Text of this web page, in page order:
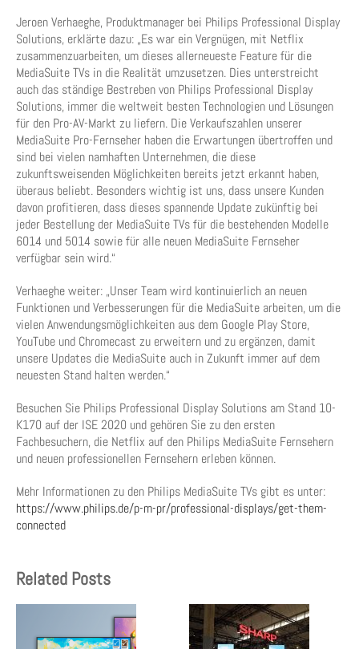
Jeroen Verhaeghe, Produktmanager bei Philips Professional Display
Solutions, erklärte dazu: „Es war ein Vergnügen, mit Netflix
zusammenzuarbeiten, um dieses allerneueste Feature für die
MediaSuite TVs in die Realität umzusetzen. Dies unterstreicht
auch das ständige Bestreben von Philips Professional Display
Solutions, immer die weltweit besten Technologien und Lösungen
für den Pro-AV-Markt zu liefern. Die Verkaufszahlen unserer
MediaSuite Pro-Fernseher haben die Erwartungen übertroffen und
sind bei vielen namhaften Unternehmen, die diese
zukunftsweisenden Möglichkeiten bereits jetzt erkannt haben,
überaus beliebt. Besonders wichtig ist uns, dass unsere Kunden
davon profitieren, dass dieses spannende Update zukünftig bei
jeder Bestellung der MediaSuite TVs für die bestehenden Modelle
6014 und 5014 sowie für alle neuen MediaSuite Fernseher
verfügbar sein wird.“
Verhaeghe weiter: „Unser Team wird kontinuierlich an neuen
Funktionen und Verbesserungen für die MediaSuite arbeiten, um die
vielen Anwendungsmöglichkeiten aus dem Google Play Store,
YouTube und Chromecast zu erweitern und zu ergänzen, damit
unsere Updates die MediaSuite auch in Zukunft immer auf dem
neuesten Stand halten werden.“
Besuchen Sie Philips Professional Display Solutions am Stand 10-
K170 auf der ISE 2020 und gehören Sie zu den ersten
Fachbesuchern, die Netflix auf den Philips MediaSuite Fernsehern
und neuen professionellen Fernsehern erleben können.
Mehr Informationen zu den Philips MediaSuite TVs gibt es unter:
https://www.philips.de/p-m-pr/professional-displays/get-them-
connected
Related Posts